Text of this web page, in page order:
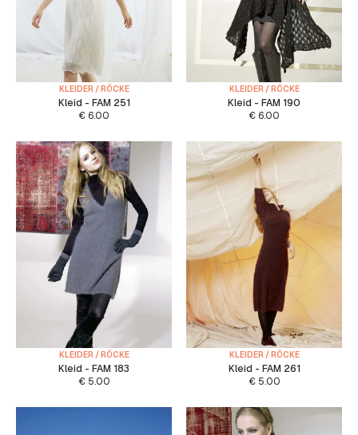
KLEIDER / RÖCKE
Kleid - FAM 251
€ 6.00
KLEIDER / RÖCKE
Kleid - FAM 190
€ 6.00
KLEIDER / RÖCKE
Kleid - FAM 183
€5.00
KLEIDER / RÖCKE
Kleid - FAM 261
€5.00